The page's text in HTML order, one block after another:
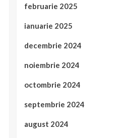
februarie 2025
ianuarie 2025
decembrie 2024
noiembrie 2024
octombrie 2024
septembrie 2024
august 2024